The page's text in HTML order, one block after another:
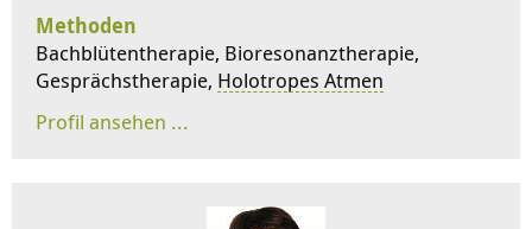
Methoden
Bachblütentherapie, Bioresonanztherapie,
Gesprächstherapie, Holotropes Atmen